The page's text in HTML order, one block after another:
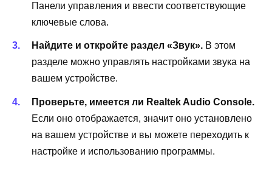
Панели управления и ввести соответствующие
ключевые слова.
Найдите и откройте раздел «Звук». В этом
разделе можно управлять настройками звука на
вашем устройстве.
Проверьте, имеется ли Realtek Audio Console.
Если оно отображается, значит оно установлено
на вашем устройстве и вы можете переходить к
настройке и использованию программы.